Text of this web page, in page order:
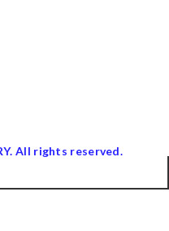
All rights reserved.